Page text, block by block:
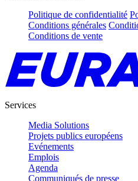
Politique de confidentialité
Conditions générales
Conditions de vente
Services
Media Solutions
Projets publics européens
Evénements
Emplois
Agenda
Communiqués de presse